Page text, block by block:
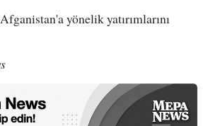
yönelik yatırımlarını